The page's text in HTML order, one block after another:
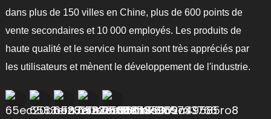
dans plus de 150 villes en Chine, plus de 600 points de
vente secondaires et 10 000 employés. Les produits de
haute qualité et le service humain sont très appréciés par
les utilisateurs et mènent le développement de l'industrie.